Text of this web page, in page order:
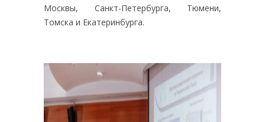
Москвы, Санкт-Петербурга, Тюмени,
Томска и Екатеринбурга.